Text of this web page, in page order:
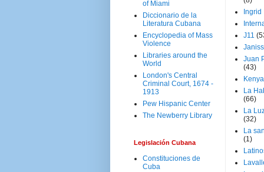
of Miami
Diccionario de la
Literatura Cubana
Encyclopedia of Mass
Violence
Libraries around the
World
London's Central
Criminal Court, 1674 -
1913
Pew Hispanic Center
The Newberry Library
Legislación Cubana
Constituciones de
Cuba
J11
Juan
(43)
Kenya
La
(66)
La
(32)
La
(1)